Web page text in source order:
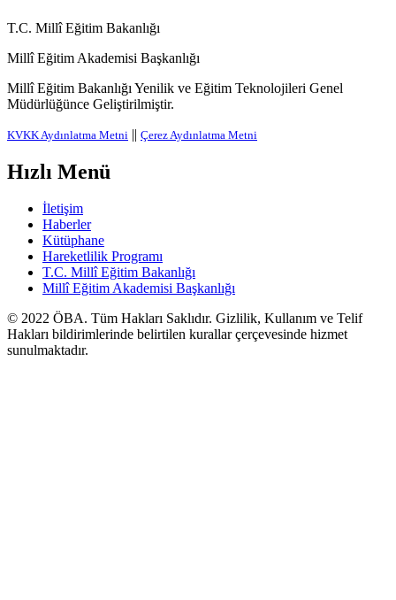
T.C. Millî Eğitim Bakanlığı
Millî Eğitim Akademisi Başkanlığı
Millî Eğitim Bakanlığı Yenilik ve Eğitim Teknolojileri Genel
Müdürlüğünce Geliştirilmiştir.
KVKK Aydınlatma Metni || Çerez Aydınlatma Metni
Hızlı Menü
İletişim
Haberler
Kütüphane
Hareketlilik Programı
T.C. Millî Eğitim Bakanlığı
Millî Eğitim Akademisi Başkanlığı
© 2022 ÖBA. Tüm Hakları Saklıdır. Gizlilik, Kullanım ve Telif
Hakları bildirimlerinde belirtilen kurallar çerçevesinde hizmet
sunulmaktadır.